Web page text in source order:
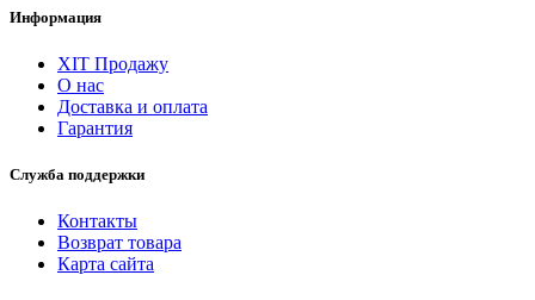
Информация
ХІТ Продажу
О нас
Доставка и оплата
Гарантия
Служба поддержки
Контакты
Возврат товара
Карта сайта